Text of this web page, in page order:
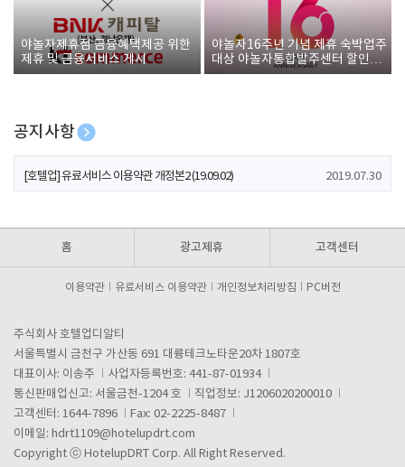
야놀자제휴점 금융혜택제공 위한
제휴 및 금융서비스 게시
야놀자16주년 기념 제휴 숙박업주
대상 야놀자통합발주센터 할인쿠
폰 증정
공지사항
[호텔업] 개인정보 처리방침 개정본1 (19.09.02)
[호텔업] 유료서비스 이용약관 개정본2 (19.09.02) 2019.07.30
홈 광고제휴 고객센터
이용약관 유료서비스 이용약관 개인정보처리방침 PC버전
주식회사 호텔업디알티
서울특별시 금천구 가산동 691 대륭테크노타운20차 1807호
대표이사: 이송주
사업자등록번호: 441-87-01934
통신판매업신고: 서울금천-1204 호
직업정보: J1206020200010
고객센터: 1644-7896
Fax: 02-2225-8487
이메일: hdrt1109@hotelupdrt.com
Copyright ⓒ HotelupDRT Corp. All Right Reserved.